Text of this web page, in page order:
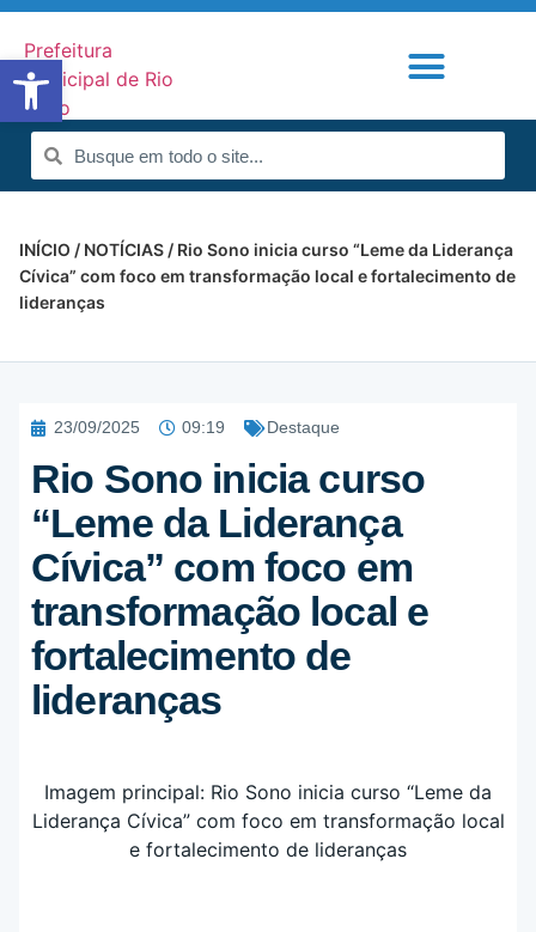
INÍCIO / NOTÍCIAS / Rio Sono inicia curso “Leme da Liderança
Cívica” com foco em transformação local e fortalecimento de
lideranças
23/09/2025 09:19 Destaque
Rio Sono inicia curso
“Leme da Liderança
Cívica” com foco em
transformação local e
fortalecimento de
lideranças
Abrir a barra de ferramentas